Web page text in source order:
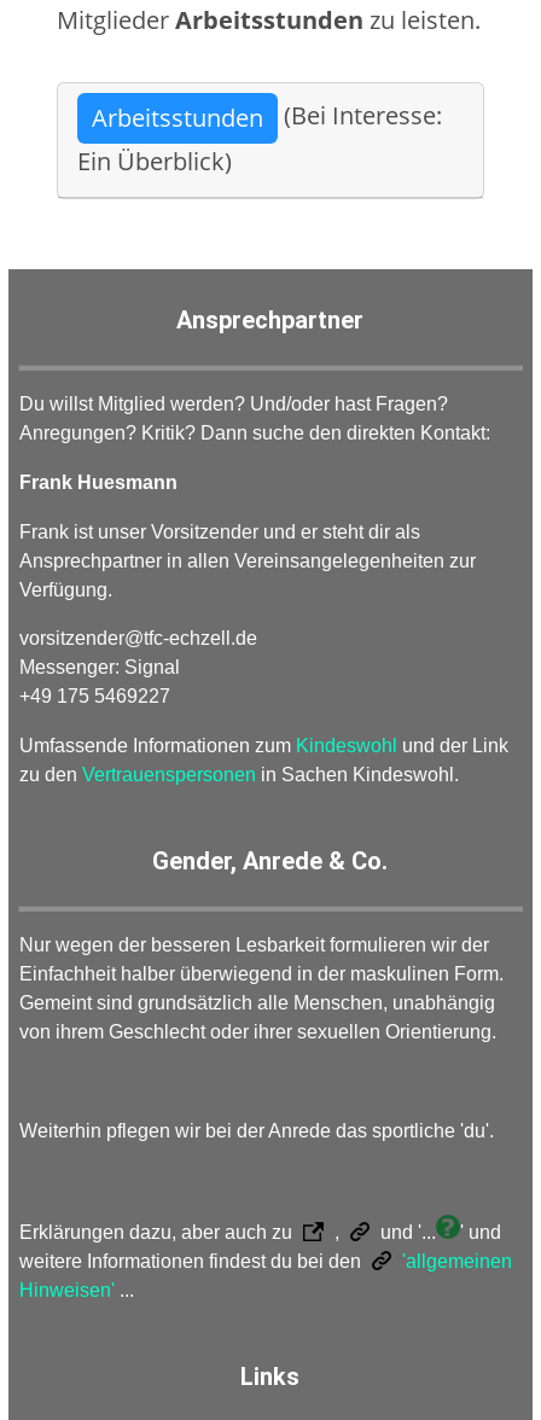
MitgliederArbeitsstunden zu leisten.
Arbeitsstunden
(Bei Interesse:
Ein Überblick)
Ansprechpartner
Du willst Mitglied werden? Und/oder hast Fragen?
Anregungen? Kritik? Dann suche den direkten Kontakt:
Frank Huesmann
Frank ist unser Vorsitzender und er steht dir als
Ansprechpartner in allen Vereinsangelegenheiten zur
Verfügung.
vorsitzender@tfc-echzell.de
Messenger: Signal
+49 175 5469227
Umfassende Informationen zum Kindeswohl und der Link
zu denVertrauenspersonen in Sachen Kindeswohl.
Gender, Anrede & Co.
Nur wegen der besseren Lesbarkeit formulieren wir der
Einfachheit halber überwiegend in der maskulinen Form.
Gemeint sind grundsätzlich alle Menschen, unabhängig
von ihrem Geschlecht oder ihrer sexuellen Orientierung.
Weiterhin pflegen wir bei der Anrede das sportliche 'du'.
Erklärungen dazu, aber auch zu , und '...
' und
weitere Informationen findest du bei den
'allgemeinen
Hinweisen' ...
Links